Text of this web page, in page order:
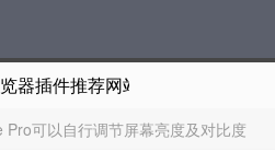
器插件推荐网站，非Google
Pro可以自行调节屏幕亮度及对比度